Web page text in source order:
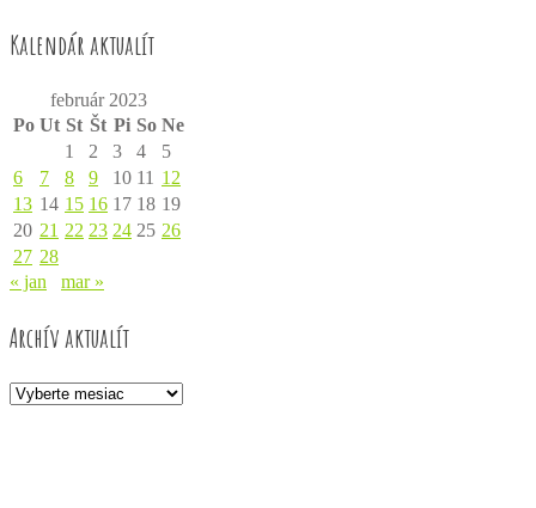
Kalendár aktualít
február 2023
Po Ut St Št Pi So Ne
1
2 3 4
5
6
7 8 9 10 11 12
13 14 15 16 17 18 19
20 21 22 23 24 25 26
27 28
« jan
mar »
Archív aktualít
Archív